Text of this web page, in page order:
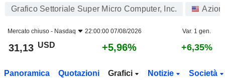
Grafico Settoriale Super Micro Computer, Inc. Azioni
Mercato chiuso - Nasdaq 22:00:00 07/08/2026 Var. 1 gen.
31,13 USD +5,96% +6,35%
Panoramica Quotazioni Grafici Notizie Società